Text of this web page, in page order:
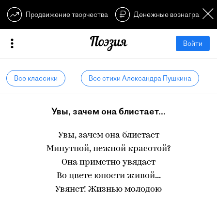
Продвижение творчества Денежные
Войти
Все классики Все стихи Александра Пушкина
Увы, зачем она блистает...
Увы, зачем она блистает
Минутной, нежной красотой?
Она приметно увядает
Во цвете юности живой...
Увянет! Жизнью молодою